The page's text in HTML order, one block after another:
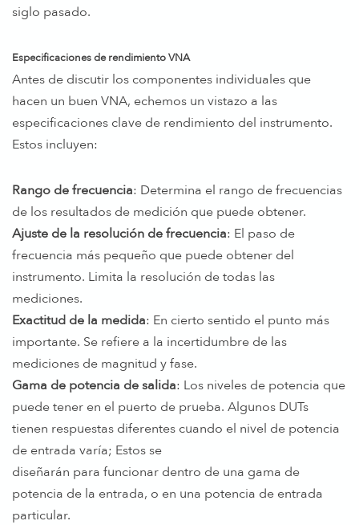
siglo pasado.
Especificaciones de rendimiento VNA
Antes de discutir los componentes individuales que
hacen un buen VNA, echemos un vistazo a las
especificaciones clave de rendimiento del instrumento.
Estos incluyen:
Rango de frecuencia: Determina el rango de frecuencias
de los resultados de medición que puede obtener.
Ajuste de la resolución de frecuencia: El paso de
frecuencia más pequeño que puede obtener del
instrumento. Limita la resolución de todas las
mediciones.
Exactitud de la medida: En cierto sentido el punto más
importante. Se refiere a la incertidumbre de las
mediciones de magnitud y fase.
Gama de potencia de salida: Los niveles de potencia que
puede tener en el puerto de prueba. Algunos DUTs
tienen respuestas diferentes cuando el nivel de potencia
de entrada varía; Estos se
diseñarán para funcionar dentro de una gama de
potencia de la entrada, o en una potencia de entrada
particular.